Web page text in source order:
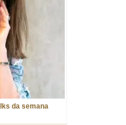
da semana